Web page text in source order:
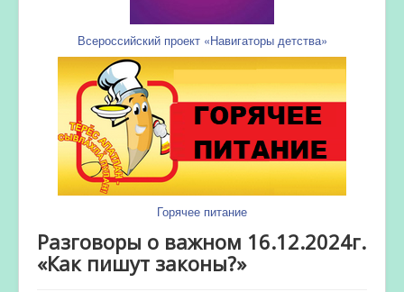
Всероссийский проект «Навигаторы детства»
Горячее питание
Разговоры о важном 16.12.2024г.
«Как пишут законы?»